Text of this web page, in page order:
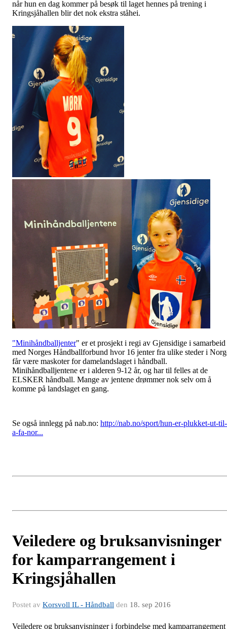
når hun en dag kommer på besøk til laget hennes på trening i
Kringsjåhallen blir det nok ekstra ståhei.
"Minihåndballjenter" er et prosjekt i regi av Gjensidige i samarbeid
med Norges Håndballforbund hvor 16 jenter fra ulike steder i
får være maskoter for damelandslaget i håndball.
Minihåndballjentene er i alderen 9-12 år, og har til felles at de
ELSKER håndball. Mange av jentene drømmer nok selv om å
komme på landslaget en gang.
Se også innlegg på nab.no: http://nab.no/sport/hun-er-plukket-ut-til-
a-fa-nor...
Veiledere og bruksanvisninger
for kamparrangement i
Kringsjåhallen
Postet av Korsvoll IL - Håndball den 18. sep 2016
Veiledere og bruksanvisninger i forbindelse med